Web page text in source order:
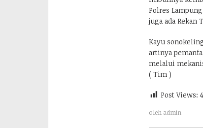
Polres
juga ada Rekan
Kayu
artinya
melalui
( Tim )
Post Views:
oleh admin